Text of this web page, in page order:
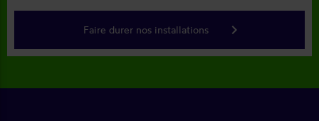
Faire durer nos installations keyboard_arrow_right